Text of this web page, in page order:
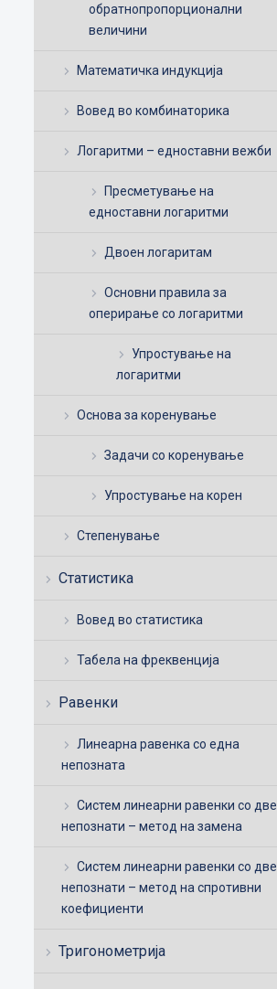
обратнопропорционални
величини
Математичка индукција
Вовед во комбинаторика
Логаритми – едноставни вежби
Пресметување на
едноставни логаритми
Двоен логаритам
Основни правила за
оперирање со логаритми
Упростување на
логаритми
Основа за коренување
Задачи со коренување
Упростување на корен
Степенување
Статистика
Вовед во статистика
Табела на фреквенција
Равенки
Линеарна равенка со една
непозната
Систем линеарни равенки со две
непознати – метод на замена
Систем линеарни равенки со две
непознати – метод на спротивни
коефициенти
Тригонометрија